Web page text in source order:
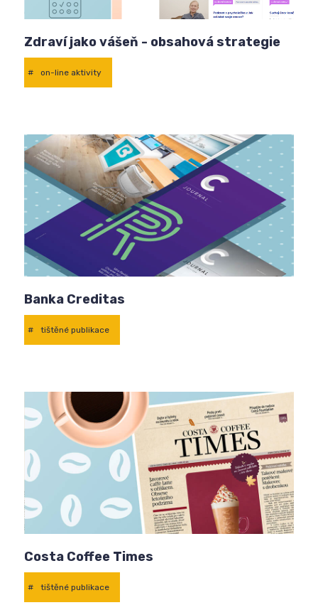
Zdraví jako vášeň - obsahová strategie
# on-line aktivity
Banka Creditas
# tištěné publikace
Costa Coffee Times
# tištěné publikace